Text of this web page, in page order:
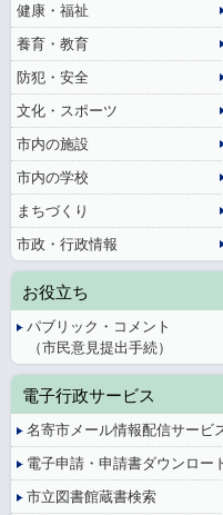
健康・福祉
養育・教育
防犯・安全
文化・スポーツ
市内の施設
市内の学校
まちづくり
市政・行政情報
お役立ち
パブリック・コメント
（市民意見提出手続）
電子行政サービス
名寄市メール情報配信サービ
電子申請・申請書ダウンロー
市立図書館蔵書検索